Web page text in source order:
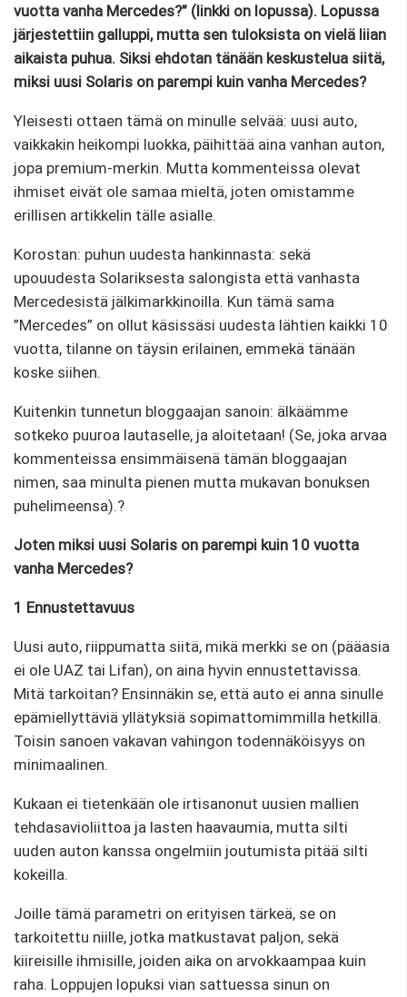
vuotta vanha Mercedes?” (linkki on lopussa). Lopussa
järjestettiin galluppi, mutta sen tuloksista on vielä liian
aikaista puhua. Siksi ehdotan tänään keskustelua siitä,
miksi uusi Solaris on parempi kuin vanha Mercedes?
Yleisesti ottaen tämä on minulle selvää: uusi auto,
vaikkakin heikompi luokka, päihittää aina vanhan auton,
jopa premium-merkin. Mutta kommenteissa olevat
ihmiset eivät ole samaa mieltä, joten omistamme
erillisen artikkelin tälle asialle.
Korostan: puhun uudesta hankinnasta: sekä
upouudesta Solariksesta salongista että vanhasta
Mercedesistä jälkimarkkinoilla. Kun tämä sama
”Mercedes” on ollut käsissäsi uudesta lähtien kaikki 10
vuotta, tilanne on täysin erilainen, emmekä tänään
koske siihen.
Kuitenkin tunnetun bloggaajan sanoin: älkäämme
sotkeko puuroa lautaselle, ja aloitetaan! (Se, joka arvaa
kommenteissa ensimmäisenä tämän bloggaajan
nimen, saa minulta pienen mutta mukavan bonuksen
puhelimeensa).?
Joten miksi uusi Solaris on parempi kuin 10 vuotta
vanha Mercedes?
1 Ennustettavuus
Uusi auto, riippumatta siitä, mikä merkki se on (pääasia
ei ole UAZ tai Lifan), on aina hyvin ennustettavissa.
Mitä tarkoitan? Ensinnäkin se, että auto ei anna sinulle
epämiellyttäviä yllätyksiä sopimattomimmilla hetkillä.
Toisin sanoen vakavan vahingon todennäköisyys on
minimaalinen.
Kukaan ei tietenkään ole irtisanonut uusien mallien
tehdasavioliittoa ja lasten haavaumia, mutta silti
uuden auton kanssa ongelmiin joutumista pitää silti
kokeilla.
Joille tämä parametri on erityisen tärkeä, se on
tarkoitettu niille, jotka matkustavat paljon, sekä
kiireisille ihmisille, joiden aika on arvokkaampaa kuin
raha. Loppujen lopuksi vian sattuessa sinun on